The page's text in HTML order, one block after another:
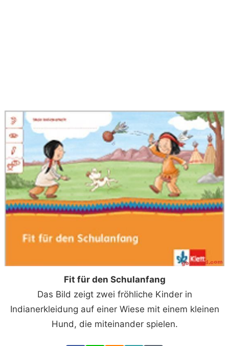
Fit für den Schulanfang
Das Bild zeigt zwei fröhliche Kinder in
Indianerkleidung auf einer Wiese mit einem kleinen
Hund, die miteinander spielen.